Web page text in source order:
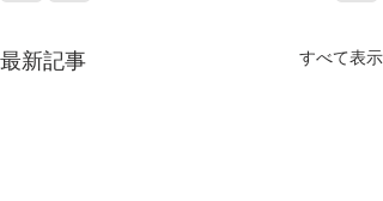
最新記事 すべて表示